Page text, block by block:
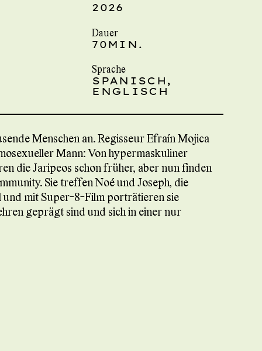
2026
Dauer
70MIN.
Sprache
SPANISCH,
ENGLISCH
Menschen an. Regisseur Efraín Mojica
Mann: Von hypermaskuliner
die Jaripeos schon früher, aber nun finden
Sie treffen Noé und Joseph, die
und mit Super-8-Film porträtieren sie
geprägt sind und sich in einer nur